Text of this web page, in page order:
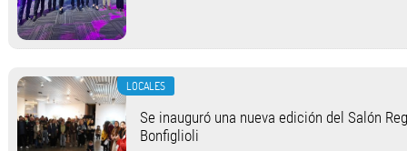
LOCALES
Se inauguró una nueva edición del Salón
Bonfiglioli